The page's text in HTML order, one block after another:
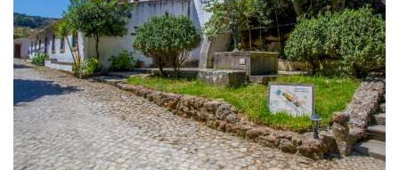
Educação
Estatuto Editorial
Saúde